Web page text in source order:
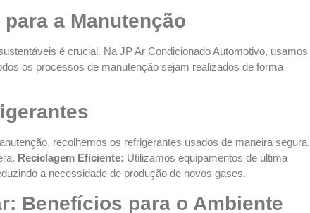
a Manutenção
é crucial. Na JP Ar Condicionado Automotivo, usamos
os processos de manutenção sejam realizados de forma
recolhemos os refrigerantes usados de maneira segura,
Reciclagem Eficiente: Utilizamos equipamentos de última
a necessidade de produção de novos gases.
Benefícios para o Ambiente